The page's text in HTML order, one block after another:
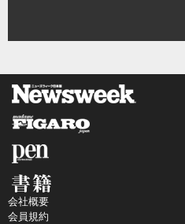
会社概要
会員規約